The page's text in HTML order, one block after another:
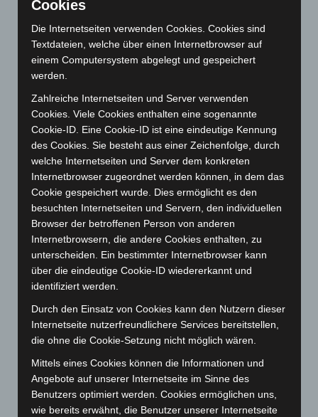
Juli 2026(73)
Juni 2026(139)
Mai 2026(99)
April 2026(99)
Februar 2026(109)
Januar 2026 (122)
Dezember 2025(103)
November 2025(114)
Oktober 2025(112)
August 2025(90)
Juli 2025(90)
Juni 2025(103)
April 2025(88)
März 2025 (111)
Februar 2025(96)
Januar 2025
Dezember 2024(89)
Cookies
Die Internetseiten verwenden Cookies. Cookies sind
Textdateien, welche über einen Internetbrowser auf
einem Computersystem abgelegt und gespeichert
werden.
Zahlreiche Internetseiten und Server verwenden
Cookies. Viele Cookies enthalten eine sogenannte
Cookie-ID. Eine Cookie-ID ist eine eindeutige Kennung
des Cookies. Sie besteht aus einer Zeichenfolge, durch
welche Internetseiten und Server dem konkreten
Internetbrowser zugeordnet werden können, in dem das
Cookie gespeichert wurde. Dies ermöglicht es den
besuchten Internetseiten und Servern, den individuellen
Browser der betroffenen Person von anderen
Internetbrowsern, die andere Cookies enthalten, zu
unterscheiden. Ein bestimmter Internetbrowser kann
über die eindeutige Cookie-ID wiedererkannt und
identifiziert werden.
Durch den Einsatz von Cookies kann den Nutzern dieser
Internetseite nutzerfreundlichere Services bereitstellen,
die ohne die Cookie-Setzung nicht möglich wären.
Mittels eines Cookies können die Informationen und
Angebote auf unserer Internetseite im Sinne des
Benutzers optimiert werden. Cookies ermöglichen uns,
wie bereits erwähnt, die Benutzer unserer Internetseite